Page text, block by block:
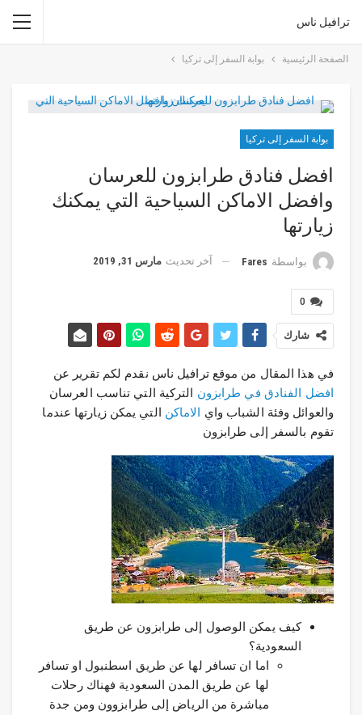
ترافيل ناس
الصفحة الرئيسية بوابة السفر إلى تركيا
بوابة السفر إلى تركيا
افضل فنادق طرابزون للعرسان
وافضل الاماكن السياحية التي يمكنك
زيارتها
بواسطة Fares آخر تحديث مارس 31, 2019
0
شارك
في هذا المقال من موقع ترافيل ناس نقدم لكم تقرير عن
افضل الفنادق في طرابزون التركية التي تناسب العرسان
والعوائل وفئة الشباب واي الاماكن التي يمكن زيارتها عندما
تقوم بالسفر إلى طرابزون
كيف يمكن الوصول إلى طرابزون عن طريق
السعودية؟
اما ان تسافر لها عن طريق اسطنبول او تسافر
لها عن طريق المدن السعودية فهناك رحلات
مباشرة من الرياض إلى طرابزوون ومن جدة